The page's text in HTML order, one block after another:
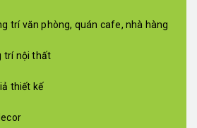
trí văn phòng, quán cafe, nhà hàng
trí nội thất
thiết kế